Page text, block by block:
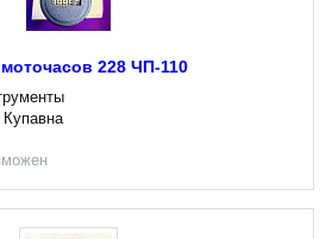
228 ЧП-110
Купавна